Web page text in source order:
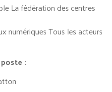
La fédération des centres
numériques Tous les acteurs
: